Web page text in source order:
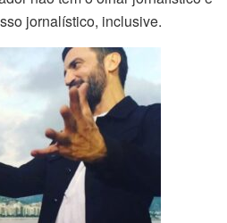
jornalístico, inclusive.